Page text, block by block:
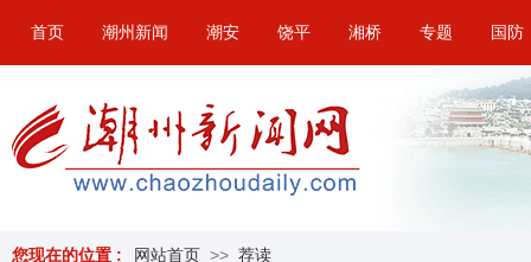
首页 潮州新闻 潮安 饶平 湘桥 专题 国防
您现在的位置 : 网站首页 >> 荐读